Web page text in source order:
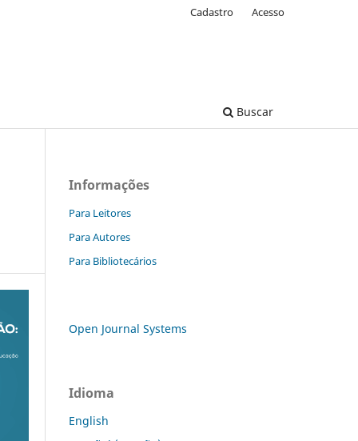
Buscar
Cadastro Acesso
Informações
Para Leitores
Para Autores
Para Bibliotecários
Open Journal Systems
Idioma
English